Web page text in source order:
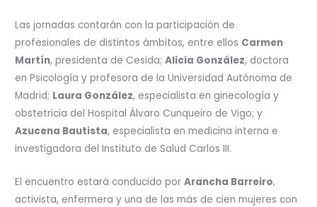
Las jornadas contarán con la participación de
profesionales de distintos ámbitos, entre ellos Carmen
Martín, presidenta de Cesida;Alicia González, doctora
en Psicología y profesora de la Universidad Autónoma de
Madrid; Laura González, especialista en ginecología y
obstetricia del Hospital Álvaro Cunqueiro de Vigo; y
Azucena Bautista, especialista en medicina interna e
investigadora del Instituto de Salud Carlos III.
El encuentro estará conducido porArancha Barreiro,
activista, enfermera y una de las más de cien mujeres con